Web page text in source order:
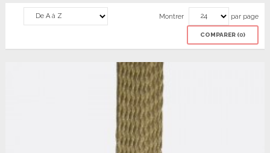
Montrer par page
COMPARER (0)